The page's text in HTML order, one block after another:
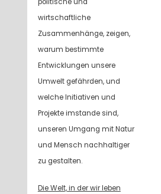
wirtschaftliche
Zusammenhänge, zeigen,
warum bestimmte
Entwicklungen unsere
Umwelt gefährden, und
welche Initiativen und
Projekte imstande sind,
unseren Umgang mit Natur
und Mensch nachhaltiger
zu gestalten.
Die Welt, in der wir leben